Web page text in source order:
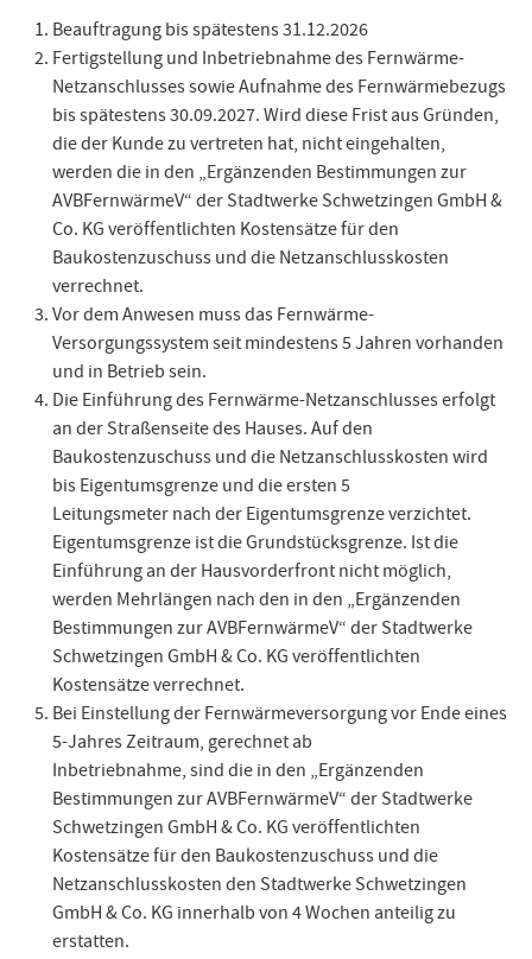
Beauftragung bis spätestens 31.12.2026
Fertigstellung und Inbetriebnahme des Fernwärme-
Netzanschlusses sowie Aufnahme des Fernwärmebezugs
bis spätestens 30.09.2027. Wird diese Frist aus Gründen,
die der Kunde zu vertreten hat, nicht eingehalten,
werden die in den „Ergänzenden Bestimmungen zur
AVBFernwärmeV“ der Stadtwerke Schwetzingen GmbH &
Co. KG veröffentlichten Kostensätze für den
Baukostenzuschuss und die Netzanschlusskosten
verrechnet.
Vor dem Anwesen muss das Fernwärme-
Versorgungssystem seit mindestens 5 Jahren vorhanden
und in Betrieb sein.
Die Einführung des Fernwärme-Netzanschlusses erfolgt
an der Straßenseite des Hauses. Auf den
Baukostenzuschuss und die Netzanschlusskosten wird
bis Eigentumsgrenze und die ersten 5
Leitungsmeter nach der Eigentumsgrenze verzichtet.
Eigentumsgrenze ist die Grundstücksgrenze. Ist die
Einführung an der Hausvorderfront nicht möglich,
werden Mehrlängen nach den in den „Ergänzenden
Bestimmungen zur AVBFernwärmeV“ der Stadtwerke
Schwetzingen GmbH & Co. KG veröffentlichten
Kostensätze verrechnet.
Bei Einstellung der Fernwärmeversorgung vor Ende eines
5-Jahres Zeitraum, gerechnet ab
Inbetriebnahme, sind die in den „Ergänzenden
Bestimmungen zur AVBFernwärmeV“ der Stadtwerke
Schwetzingen GmbH & Co. KG veröffentlichten
Kostensätze für den Baukostenzuschuss und die
Netzanschlusskosten den Stadtwerke Schwetzingen
GmbH & Co. KG innerhalb von 4 Wochen anteilig zu
erstatten.